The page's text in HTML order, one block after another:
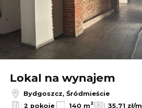
Lokal na wynajem
Bydgoszcz, Śródmieście
2 pokoje 140 m2 35,71 zł/m